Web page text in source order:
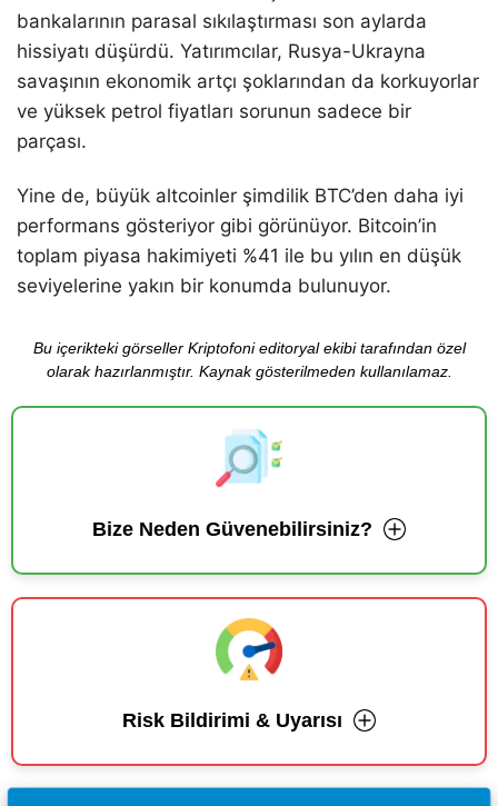
bankalarının parasal sıkılaştırması son aylarda
hissiyatı düşürdü. Yatırımcılar, Rusya-Ukrayna
savaşının ekonomik artçı şoklarından da korkuyorlar
ve yüksek petrol fiyatları sorunun sadece bir
parçası.
Yine de, büyük altcoinler şimdilik BTC’den daha iyi
performans gösteriyor gibi görünüyor. Bitcoin’in
toplam piyasa hakimiyeti %41 ile bu yılın en düşük
seviyelerine yakın bir konumda bulunuyor.
Bu içerikteki görseller Kriptofoni editoryal ekibi tarafından özel
olarak hazırlanmıştır. Kaynak gösterilmeden kullanılamaz.
Bize Neden Güvenebilirsiniz?
Risk Bildirimi & Uyarısı